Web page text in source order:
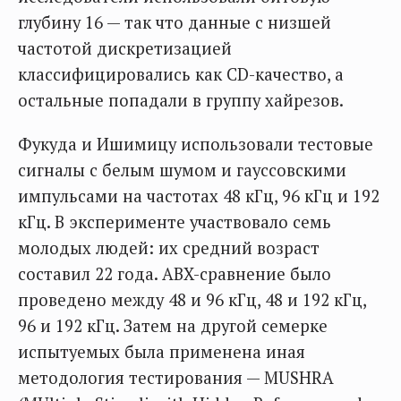
глубину 16 — так что данные с низшей
частотой дискретизацией
классифицировались как CD-качество, а
остальные попадали в группу хайрезов.
Фукуда и Ишимицу использовали тестовые
сигналы с белым шумом и гауссовскими
импульсами на частотах 48 кГц, 96 кГц и 192
кГц. В эксперименте участвовало семь
молодых людей: их средний возраст
составил 22 года. ABX-сравнение было
проведено между 48 и 96 кГц, 48 и 192 кГц,
96 и 192 кГц. Затем на другой семерке
испытуемых была применена иная
методология тестирования — MUSHRA